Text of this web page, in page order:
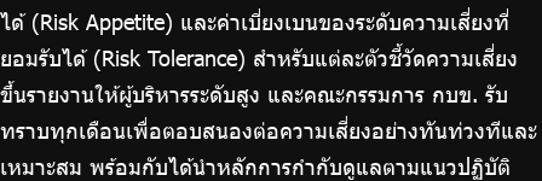
ได้ (Risk Appetite) และค่าเบี่ยงเบนของระดับความเสี่ยงที่
ยอมรับได้ (Risk Tolerance) สำหรับแต่ละตัวชี้วัดความเสี่ยง
ขึ้นรายงานให้ผู้บริหารระดับสูง และคณะกรรมการ กบข. รับ
ทราบทุกเดือนเพื่อตอบสนองต่อความเสี่ยงอย่างทันท่วงทีและ
เหมาะสม พร้อมกับได้นำหลักการกำกับดูแลตามแนวปฏิบัติ